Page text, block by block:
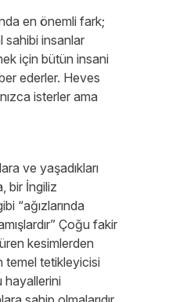
en önemli fark;
sahibi insanlar
için bütün insani
ederler. Heves
isterler ama
ve yaşadıkları
bir İngiliz
“ağızlarında
Çoğu fakir
kesimlerden
temel tetikleyicisi
hayallerini